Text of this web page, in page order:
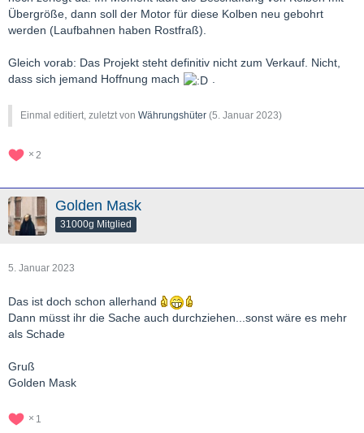
Übergröße, dann soll der Motor für diese Kolben neu gebohrt
werden (Laufbahnen haben Rostfraß).
Gleich vorab: Das Projekt steht definitiv nicht zum Verkauf. Nicht,
dass sich jemand Hoffnung mach
.
Einmal editiert, zuletzt von Währungshüter (5. Januar 2023)
2
Golden Mask
31000g Mitglied
5. Januar 2023
Das ist doch schon allerhand
Dann müsst ihr die Sache auch durchziehen...sonst wäre es mehr
als Schade
Gruß
Golden Mask
1